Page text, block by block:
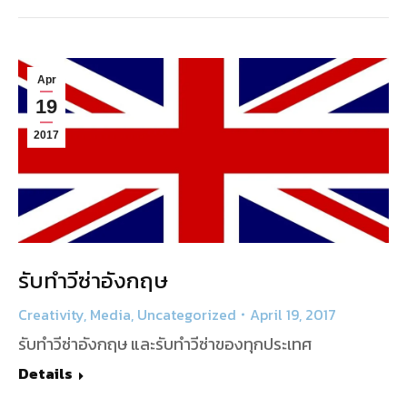
Apr
19
2017
รับทำวีซ่าอังกฤษ
Creativity, Media, Uncategorized April 19, 2017
รับทำวีซ่าอังกฤษ และรับทำวีซ่าของทุกประเทศ
Details